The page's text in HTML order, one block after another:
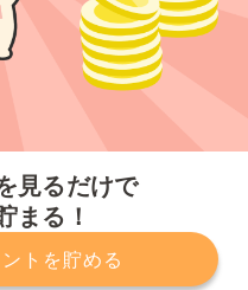
見るだけで
まる！
トを貯める